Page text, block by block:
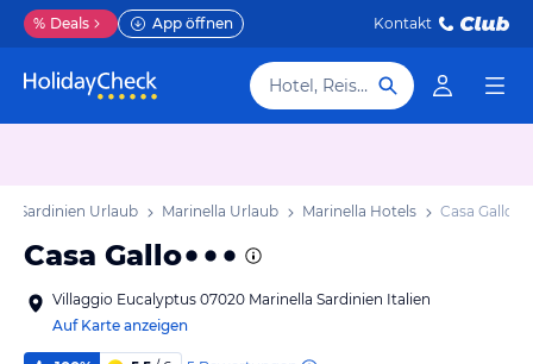
% Deals App öffnen Kontakt
Hotel, Reiseziel
Sardinien Urlaub Marinella Urlaub Marinella Hotels Casa Gallo
Casa Gallo
Villaggio Eucalyptus 07020 Marinella Sardinien Italien
Auf Karte anzeigen